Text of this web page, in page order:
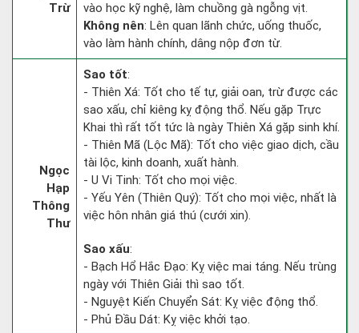
Trừ
vào học kỹ nghệ, làm chuồng gà ngỗng vịt.
Không nên: Lên quan lãnh chức, uống thuốc,
vào làm hành chính, dâng nộp đơn từ.
Ngọc
Hạp
Thông
Thư
Sao tốt:
- Thiên Xá: Tốt cho tế tự, giải oan, trừ được các
sao xấu, chỉ kiêng kỵ động thổ. Nếu gặp Trực
Khai thì rất tốt tức là ngày Thiên Xá gặp sinh khí.
- Thiên Mã (Lộc Mã): Tốt cho việc giao dịch, cầu
tài lộc, kinh doanh, xuất hành.
- U Vi Tinh: Tốt cho mọi việc.
- Yếu Yên (Thiên Quý): Tốt cho mọi việc, nhất là
việc hôn nhân giá thú (cưới xin).
Sao xấu:
- Bạch Hổ Hắc Đạo: Kỵ việc mai táng. Nếu trùng
ngày với Thiên Giải thì sao tốt.
- Nguyệt Kiến Chuyển Sát: Kỵ việc động thổ.
- Phủ Đầu Dát: Kỵ việc khởi tạo.